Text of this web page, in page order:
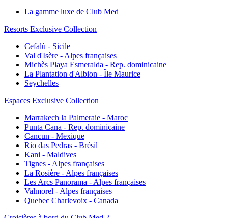
La gamme luxe de Club Med
Resorts Exclusive Collection
Cefalù - Sicile
Val d'Isère - Alpes françaises
Michès Playa Esmeralda - Rep. dominicaine
La Plantation d'Albion - Île Maurice
Seychelles
Espaces Exclusive Collection
Marrakech la Palmeraie - Maroc
Punta Cana - Rep. dominicaine
Cancun - Mexique
Rio das Pedras - Brésil
Kani - Maldives
Tignes - Alpes françaises
La Rosière - Alpes françaises
Les Arcs Panorama - Alpes françaises
Valmorel - Alpes françaises
Quebec Charlevoix - Canada